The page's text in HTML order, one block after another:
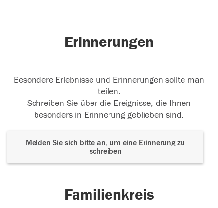
Erinnerungen
Besondere Erlebnisse und Erinnerungen sollte man
teilen.
Schreiben Sie über die Ereignisse, die Ihnen
besonders in Erinnerung geblieben sind.
Melden Sie sich bitte an, um eine Erinnerung zu
schreiben
Familienkreis